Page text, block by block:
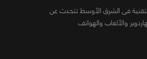
فى الشرق الأوسط تتحدث عن
والألعاب والهواتف